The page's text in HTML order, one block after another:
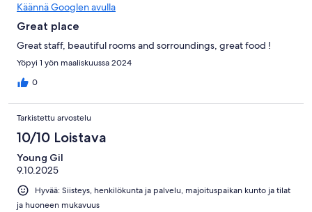
Käännä Googlen avulla
Great place
Great staff, beautiful rooms and sorroundings, great food !
Yöpyi 1 yön maaliskuussa 2024
0
Tarkistettu arvostelu
10/10 Loistava
Young Gil
9.10.2025
Hyvää: Siisteys, henkilökunta ja palvelu, majoituspaikan kunto ja tilat
ja huoneen mukavuus